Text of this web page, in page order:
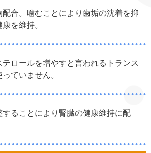
配合。噛むことにより歯垢の沈着を抑
を維持。
テロールを増やすと言われるトランス
っていません。
することにより腎臓の健康維持に配